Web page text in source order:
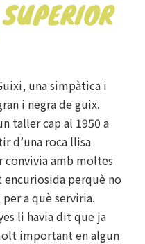
una simpàtica i
i negra de guix.
taller cap al 1950 a
d’una roca llisa
convivia amb moltes
encuriosida perquè no
a què serviria.
li havia dit que ja
important en algun